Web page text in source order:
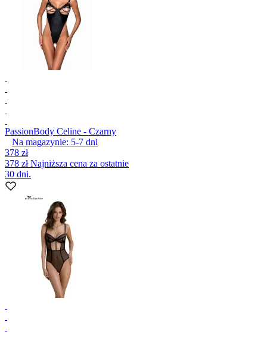
PassionBody Celine - Czarny
Na magazynie: 5-7 dni
378 zł
378 złNajniższa cena za ostatnie
30 dni.